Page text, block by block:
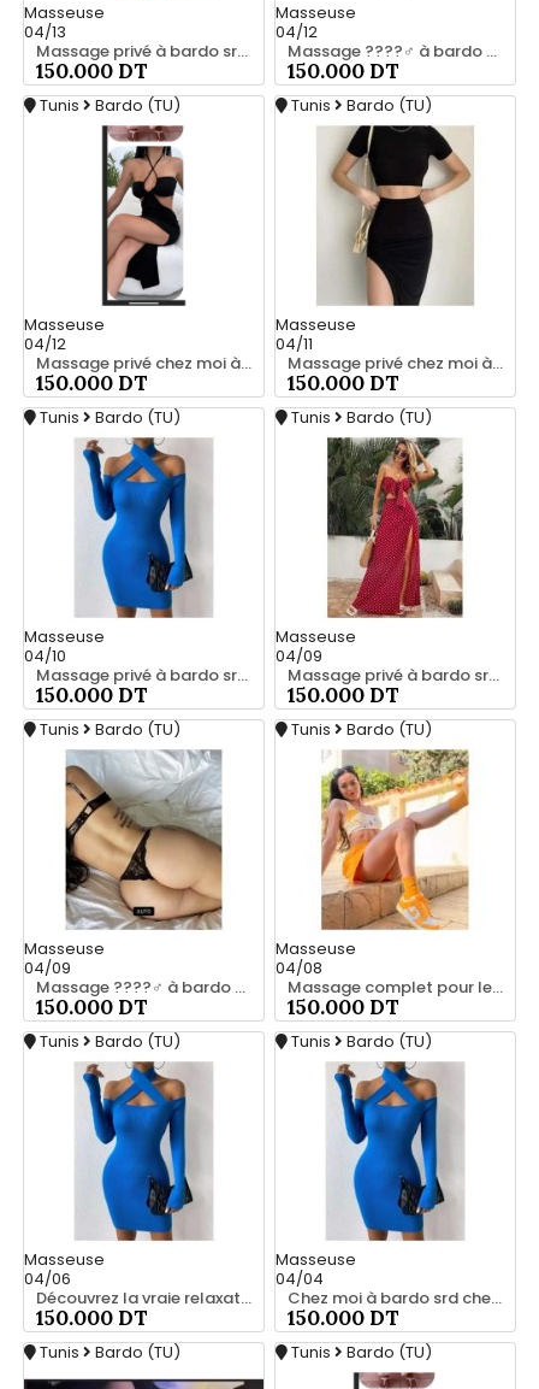
Masseuse
04/13
Massage privé à bardo srd 55066248
150.000 DT
Masseuse
04/12
Massage ????‍♂️ à bardo srd 20466285
150.000 DT
Tunis Bardo (TU)
Masseuse
04/12
Massage privé chez moi à bardo srd 20466285
150.000 DT
Tunis Bardo (TU)
Masseuse
04/11
Massage privé chez moi à bardo srd 20466285
150.000 DT
Tunis Bardo (TU)
Masseuse
04/10
Massage privé à bardo srd chez moi 55066248
150.000 DT
Tunis Bardo (TU)
Masseuse
04/09
Massage privé à bardo srd 20466285
150.000 DT
Tunis Bardo (TU)
Masseuse
04/09
Massage ????‍♂️ à bardo srd chez moi privé 55066248
150.000 DT
Tunis Bardo (TU)
Masseuse
04/08
Massage complet pour les hommes srd chez moi à bardo 55066248
150.000 DT
Tunis Bardo (TU)
Masseuse
04/06
Découvrez la vraie relaxation pour les hommes srd 20466285
150.000 DT
Tunis Bardo (TU)
Masseuse
04/04
Chez moi à bardo srd chez moi 55066248
150.000 DT
Tunis Bardo (TU) Tunis Bardo (TU)